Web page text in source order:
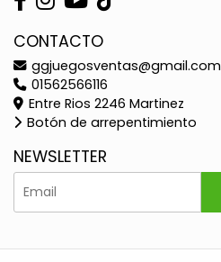
CONTACTO
ggjuegosventas@gmail.com
01562566116
Entre Rios 2246 Martinez
Botón de arrepentimiento
NEWSLETTER